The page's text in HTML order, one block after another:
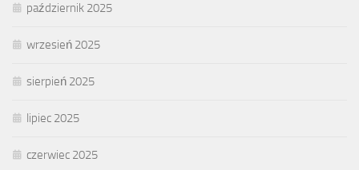
październik 2025
wrzesień 2025
sierpień 2025
lipiec 2025
czerwiec 2025